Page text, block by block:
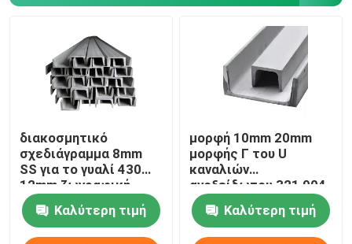
διακοσμητικό
σχεδιάγραμμα 8mm
SS για το γυαλί 430
12mm ζωγραφική
ανατίναξης 904
Καλύτερη τιμή
μορφή 10mm 20mm
μορφής Γ του U
καναλιών
ανοξείδωτου 321 904
304
Καλύτερη τιμή